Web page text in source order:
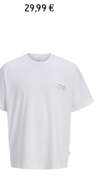
29,99 €